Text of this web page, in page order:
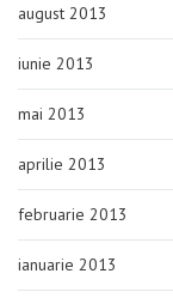
august 2013
iunie 2013
mai 2013
aprilie 2013
februarie 2013
ianuarie 2013